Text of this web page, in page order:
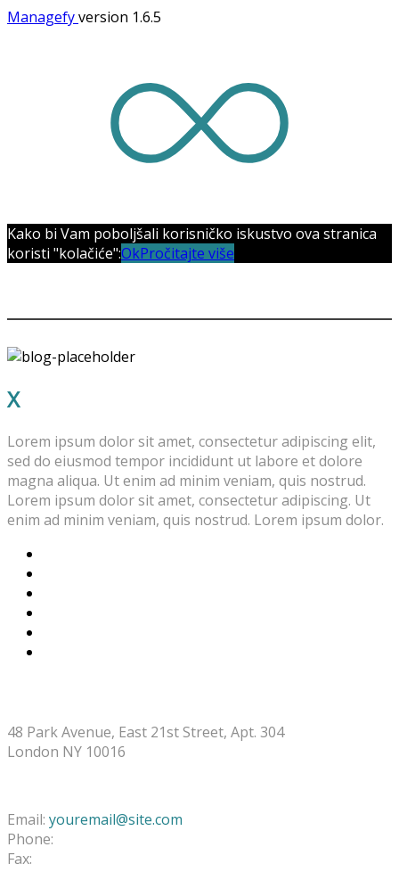
Managefyversion 1.6.5
Kako bi Vam poboljšali korisničko iskustvo ova stranica
koristi "kolačiće":OkPročitajte više
XSTORE LONDON
Lorem ipsum dolor sit amet, consectetur adipiscing elit,
sed do eiusmod tempor incididunt ut labore et dolore
magna aliqua. Ut enim ad minim veniam, quis nostrud.
Lorem ipsum dolor sit amet, consectetur adipiscing. Ut
enim ad minim veniam, quis nostrud. Lorem ipsum dolor.
48 Park Avenue, East 21st Street, Apt. 304
London NY 10016
Email: youremail@site.com
Phone:
Fax: